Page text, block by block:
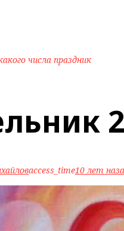
числа праздник
access_time10 лет